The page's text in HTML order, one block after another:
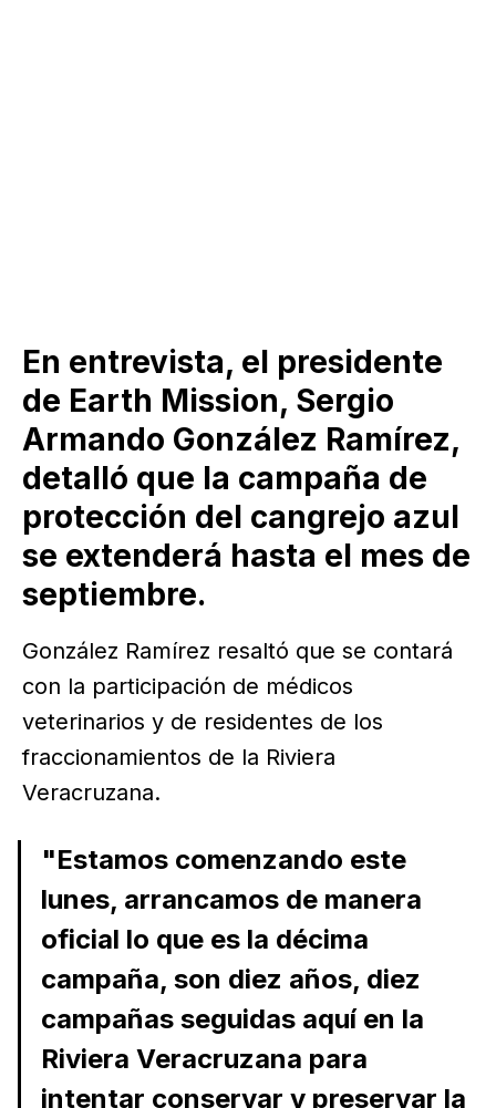
En entrevista, el presidente
de Earth Mission, Sergio
Armando González Ramírez,
detalló que la campaña de
protección del cangrejo azul
se extenderá hasta el mes de
septiembre.
González Ramírez resaltó que se contará
con la participación de médicos
veterinarios y de residentes de los
fraccionamientos de la Riviera
Veracruzana.
"Estamos comenzando este
lunes, arrancamos de manera
oficial lo que es la décima
campaña, son diez años, diez
campañas seguidas aquí en la
Riviera Veracruzana para
intentar conservar y preservar la